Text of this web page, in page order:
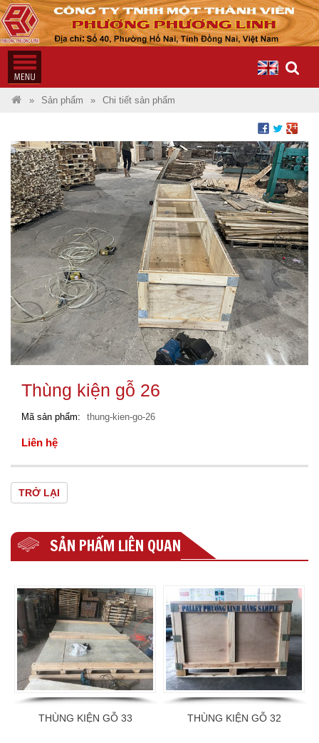
Sản phẩm Chi tiết sản phẩm
Thùng kiện gỗ 26
Mã sản phẩm thung-kien-go-26
Liên hệ
TRỞ LẠI
SẢN PHẨM LIÊN QUAN
THÙNG KIỆN GỖ 33 THÙNG KIỆN GỖ 32